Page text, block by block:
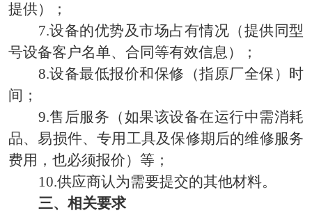
提供）；
7.设备的优势及市场占有情况（提供同型
号设备客户名单、合同等有效信息）；
8.设备最低报价和保修（指原厂全保）时
间；
9.售后服务（如果该设备在运行中需消耗
品、易损件、专用工具及保修期后的维修服务
费用，也必须报价）等；
10.供应商认为需要提交的其他材料。
三、 相关要求